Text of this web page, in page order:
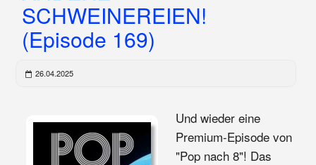
SCHWEINEREIEN!
(Episode 169)
26.04.2025
Und wieder eine
Premium-Episode von
"Pop nach 8"! Das